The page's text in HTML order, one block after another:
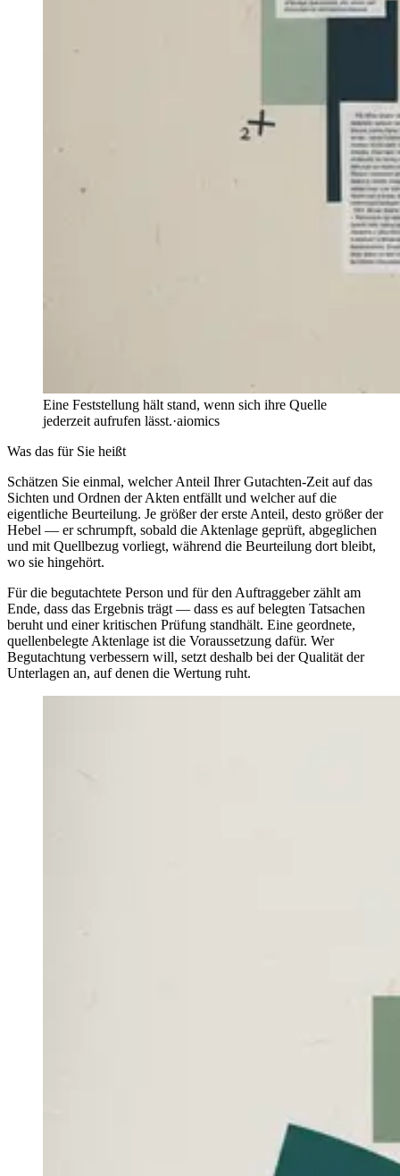
Eine Feststellung hält stand, wenn sich ihre Quelle
jederzeit aufrufen lässt.·aiomics
Was das für Sie heißt
Schätzen Sie einmal, welcher Anteil Ihrer Gutachten-Zeit auf das
Sichten und Ordnen der Akten entfällt und welcher auf die
eigentliche Beurteilung. Je größer der erste Anteil, desto größer der
Hebel — er schrumpft, sobald die Aktenlage geprüft, abgeglichen
und mit Quellbezug vorliegt, während die Beurteilung dort bleibt,
wo sie hingehört.
Für die begutachtete Person und für den Auftraggeber zählt am
Ende, dass das Ergebnis trägt — dass es auf belegten Tatsachen
beruht und einer kritischen Prüfung standhält. Eine geordnete,
quellenbelegte Aktenlage ist die Voraussetzung dafür. Wer
Begutachtung verbessern will, setzt deshalb bei der Qualität der
Unterlagen an, auf denen die Wertung ruht.